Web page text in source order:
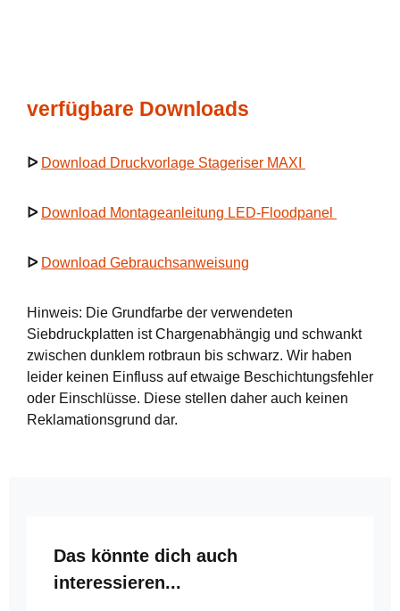
verfügbare Downloads
ᐅ Download Druckvorlage Stageriser MAXI
ᐅ Download Montageanleitung LED-Floodpanel
ᐅ Download Gebrauchsanweisung
Hinweis: Die Grundfarbe der verwendeten
Siebdruckplatten ist Chargenabhängig und schwankt
zwischen dunklem rotbraun bis schwarz. Wir haben
leider keinen Einfluss auf etwaige Beschichtungsfehler
oder Einschlüsse. Diese stellen daher auch keinen
Reklamationsgrund dar.
Produktgalerie überspringen
Das könnte dich auch
interessieren...